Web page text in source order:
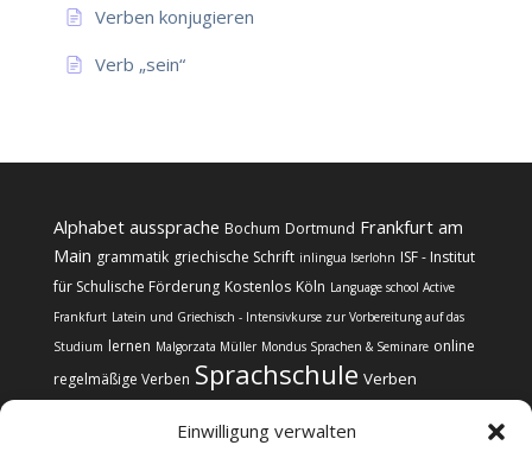
Einwilligung verwalten
Verben konjugieren
Verb „sein“
Alphabet aussprache Bochum Dortmund Frankfurt am
Main grammatik griechische Schrift inlingua Iserlohn ISF - Institut
für Schulische Förderung Kostenlos Köln Language school Active
Frankfurt Latein und Griechisch - Intensivkurse zur Vorbereitung auf das
Studium lernen Malgorzata Müller Mondus Sprachen & Seminare online
regelmäßige Verben Sprachschule Verben